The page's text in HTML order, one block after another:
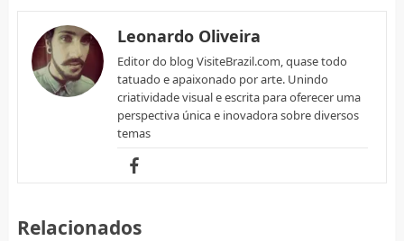
Leonardo Oliveira
Editor do blog VisiteBrazil.com, quase todo
tatuado e apaixonado por arte. Unindo
criatividade visual e escrita para oferecer uma
perspectiva única e inovadora sobre diversos
temas
Relacionados